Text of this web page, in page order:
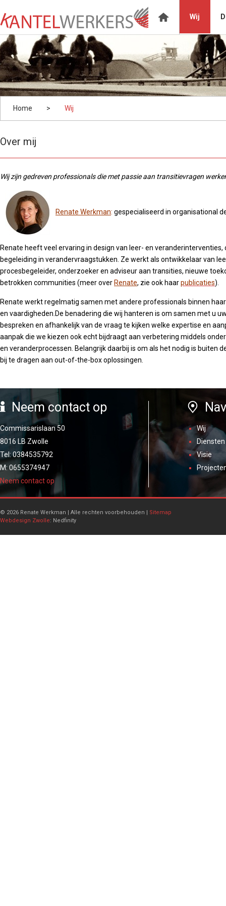
Wij
Home > Wij
Over mij
Wij zijn gedreven professionals die met passie aan transitievragen
Renate Werkman: gespecialiseerd in organisational
Renate heeftveel ervaring in design van leer- en veranderinterventies,
begeleiding in verandervraagstukken. Ze werkt als ontwikkelaar van
procesbegeleider, onderzoeker en adviseuraan transities, nieuwe
betrokken communities (meer over Renate, zie ook haarpublicaties).
Renate werkt regelmatig samen met andere professionals binnen
en vaardigheden.De benadering die wij hanteren is om samen met u
bespreken en afhankelijk van de vraag te kijken welke expertise en
aanpak die we kiezen ook echt bijdraagt aan verbetering middels
en veranderprocessen. Belangrijk daarbij is om als het nodig is buiten
bij te dragen aan out-of-the-box oplossingen.
Neem contact op
Commissarislaan 50
8016 LB Zwolle
Tel: 0384535792
M: 0655374947
Neem contact op
Wij
Diensten
Visie
© 2026 Renate Werkman | Alle rechten voorbehouden | Sitemap
Webdesign Zwolle: Nedfinity